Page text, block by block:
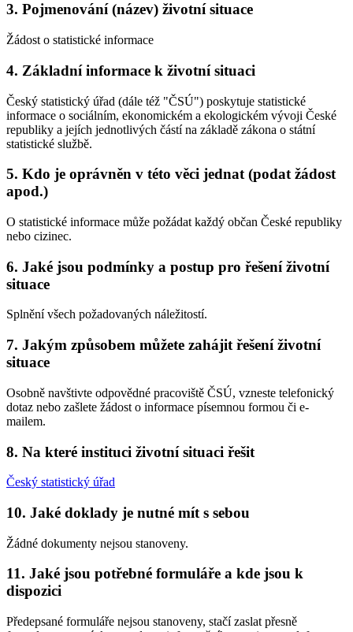
3. Pojmenování (název) životní situace
Žádost o statistické informace
4. Základní informace k životní situaci
Český statistický úřad (dále též "ČSÚ") poskytuje statistické
informace o sociálním, ekonomickém a ekologickém vývoji České
republiky a jejích jednotlivých částí na základě zákona o státní
statistické službě.
5. Kdo je oprávněn v této věci jednat (podat žádost
apod.)
O statistické informace může požádat každý občan České republiky
nebo cizinec.
6. Jaké jsou podmínky a postup pro řešení životní
situace
Splnění všech požadovaných náležitostí.
7. Jakým způsobem můžete zahájit řešení životní
situace
Osobně navštivte odpovědné pracoviště ČSÚ, vzneste telefonický
dotaz nebo zašlete žádost o informace písemnou formou či e-
mailem.
8. Na které instituci životní situaci řešit
Český statistický úřad
10. Jaké doklady je nutné mít s sebou
Žádné dokumenty nejsou stanoveny.
11. Jaké jsou potřebné formuláře a kde jsou k
dispozici
Předepsané formuláře nejsou stanoveny, stačí zaslat přesně